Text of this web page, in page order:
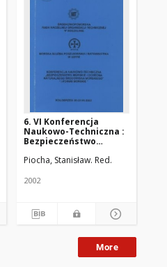
6. VI Konferencja
Naukowo-Techniczna :
Bezpieczeństwo
Naturalnego
I Forum Morskie
Piocha, Stanisław. Red.
2002
More